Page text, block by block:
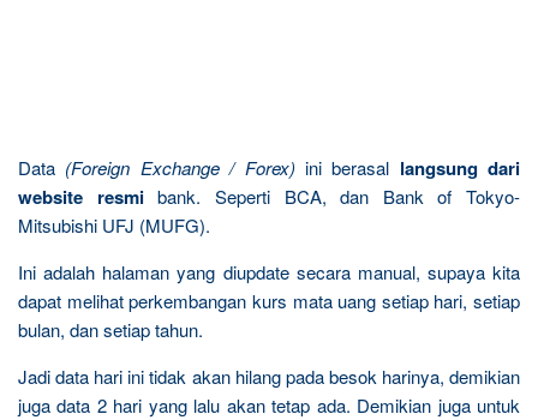
Data (Foreign Exchange / Forex) ini berasal langsung dari
website resmibank. Seperti BCA, dan Bank of Tokyo-
Mitsubishi UFJ (MUFG).
Ini adalah halaman yang diupdate secara manual, supaya kita
dapat melihat perkembangan kurs mata uang setiap hari, setiap
bulan, dan setiap tahun.
Jadi data hari ini tidak akan hilang pada besok harinya, demikian
juga data 2 hari yang lalu akan tetap ada. Demikian juga untuk